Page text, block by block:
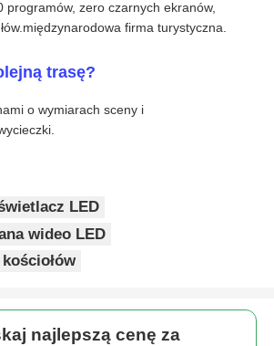
programów, zero czarnych ekranów,
firma turystyczna.
trasę?
o wymiarach sceny i
LED
wideo LED
najlepszą cenę za